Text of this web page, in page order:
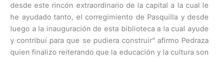
desde este rincón extraordinario de la capital a la cual le
he ayudado tanto, el corregimiento de Pasquilla y desde
luego a la inauguración de esta biblioteca a la cual ayude
y contribuí para que se pudiera construir” afirmo Pedraza
quien finalizo reiterando que la educación y la cultura son